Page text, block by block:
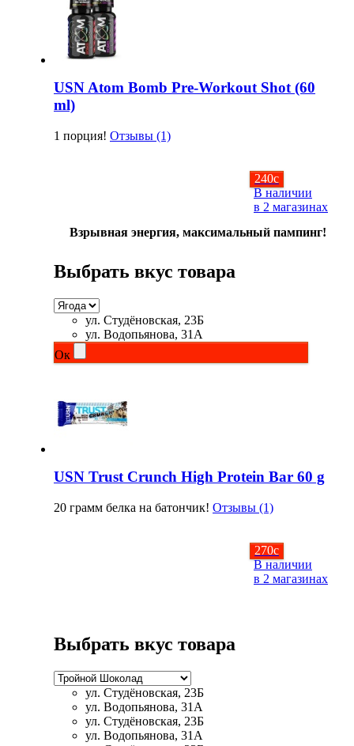
240c
В наличии
в 2 магазинах
USN Atom Bomb Pre-Workout Shot (60
ml)
1 порция! Отзывы (1)
Взрывная энергия, максимальный пампинг!
Выбрать вкус товара
ул. Студёновская, 23Б
ул. Водопьянова, 31А
Ок
270c
В наличии
в 2 магазинах
USN Trust Crunch High Protein Bar 60 g
20 грамм белка на батончик! Отзывы (1)
Выбрать вкус товара
ул. Студёновская, 23Б
ул. Водопьянова, 31А
ул. Студёновская, 23Б
ул. Водопьянова, 31А